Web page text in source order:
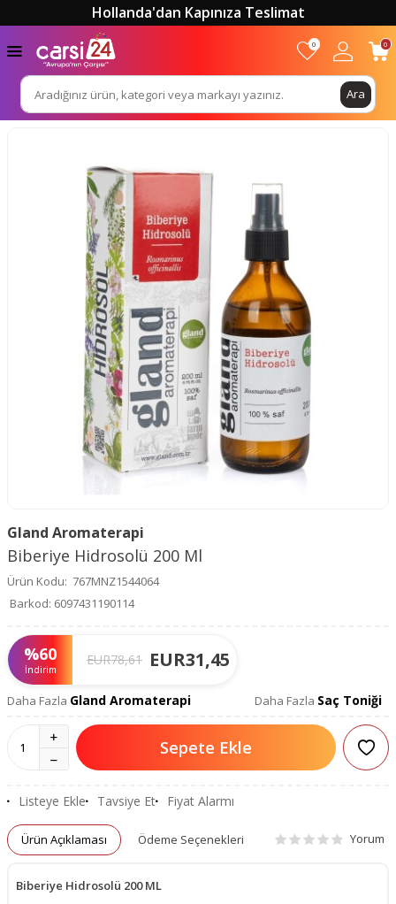
Hollanda'dan Kapınıza Teslimat
Ara
0 0
Gland Aromaterapi
Biberiye Hidrosolü 200 Ml
Ürün Kodu: 767MNZ1544064
Barkod: 6097431190114
%60
İndirim
EUR78,61 EUR31,45
Daha Fazla Gland Aromaterapi Daha Fazla Saç Toniği
Sepete Ekle
Listeye Ekle Tavsiye Et Fiyat Alarmı
Ürün Açıklaması Ödeme Seçenekleri Yorum
Biberiye Hidrosolü 200 ML